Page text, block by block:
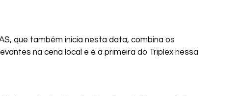
que também inicia nesta data, combina os
na cena local e é a primeira do Triplex nessa